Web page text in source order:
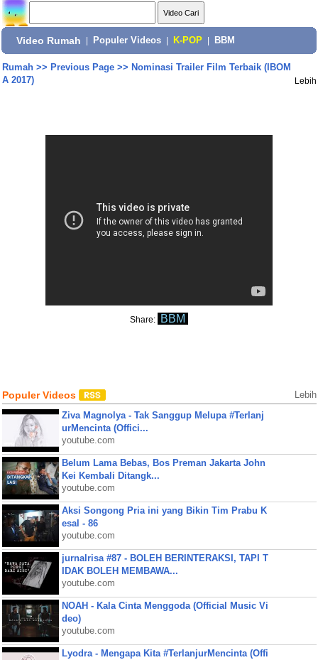
Video Rumah Populer Videos K-POP BBM
Rumah>> Previous Page>> Nominasi Trailer Film Terbaik (IBOM
A 2017)
Lebih
Share: BBM
Populer Videos Lebih
Ziva Magnolya - Tak Sanggup Melupa #Terlanj
urMencinta (Offici...
youtube.com
Belum Lama Bebas, Bos Preman Jakarta John
Kei Kembali Ditangk...
youtube.com
Aksi Songong Pria ini yang Bikin Tim Prabu K
esal - 86
youtube.com
jurnalrisa #87 - BOLEH BERINTERAKSI, TAPI T
IDAK BOLEH MEMBAWA...
youtube.com
NOAH - Kala Cinta Menggoda (Official Music Vi
deo)
youtube.com
Lyodra - Mengapa Kita #TerlanjurMencinta (Offi